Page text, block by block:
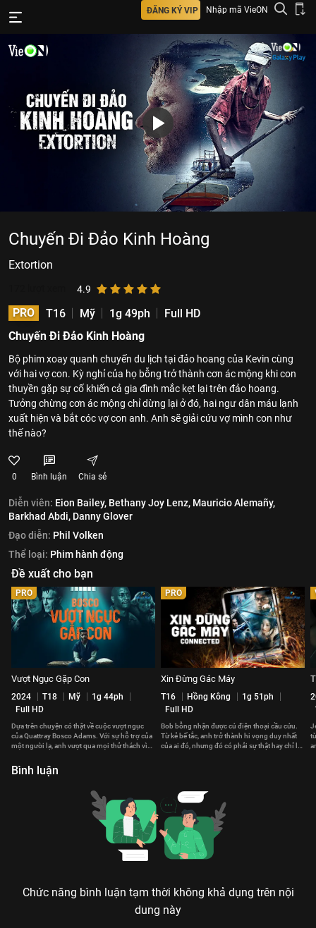
ĐĂNG KÝ VIP Nhập mã VieON
Chuyến Đi Đảo Kinh Hoàng
Extortion
4.9
PRO T16 Mỹ 1g 49ph
Full HD
Chuyến Đi Đảo Kinh Hoàng
Bộ phim xoay quanh chuyến du lịch tại đảo hoang của Kevin cùng
với hai vợ con. Kỳ nghỉ của họ bỗng trở thành cơn ác mộng khi con
thuyền gặp sự cố khiến cả gia đình mắc kẹt lại trên đảo hoang.
Tưởng chừng cơn ác mộng chỉ dừng lại ở đó, hai ngư dân máu lạnh
xuất hiện và bắt cóc vợ con anh. Anh sẽ giải cứu vợ mình con như
thế nào?
0 Bình luận Chia sẻ
Diễn viên: Eion Bailey, Bethany Joy Lenz, Mauricio Alemañy,
Barkhad Abdi, Danny Glover
Đạo diễn: Phil Volken
Thể loại: Phim hành động
Đề xuất cho bạn
PRO
Vượt Ngục Gặp Con
2024 T18 Mỹ
1g 44ph
Full HD
Dựa trên chuyện có thật về cuộc vượt ngục
của Quattray Bosco Adams. Với sự hỗ trợ của
một người lạ, anh vượt qua mọi thử thách vì
PRO
Xin Đừng Gác Máy
T16 Hồng Kông
1g 51ph
Full HD
Bob bỗng nhận được cú điện thoại cầu cứu.
Từ kẻ bế tắc, anh trở thành hi vọng duy nhất
của ai đó, nhưng đó có phải sự thật hay chỉ là
Bình luận
Chức năng bình luận tạm thời không khả dụng trên nội
dung này